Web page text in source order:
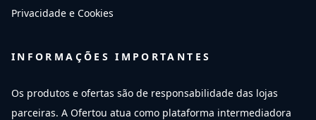
Privacidade e Cookies
INFORMAÇÕES IMPORTANTES
Os produtos e ofertas são de responsabilidade das lojas
parceiras. A Ofertou atua como plataforma intermediadora